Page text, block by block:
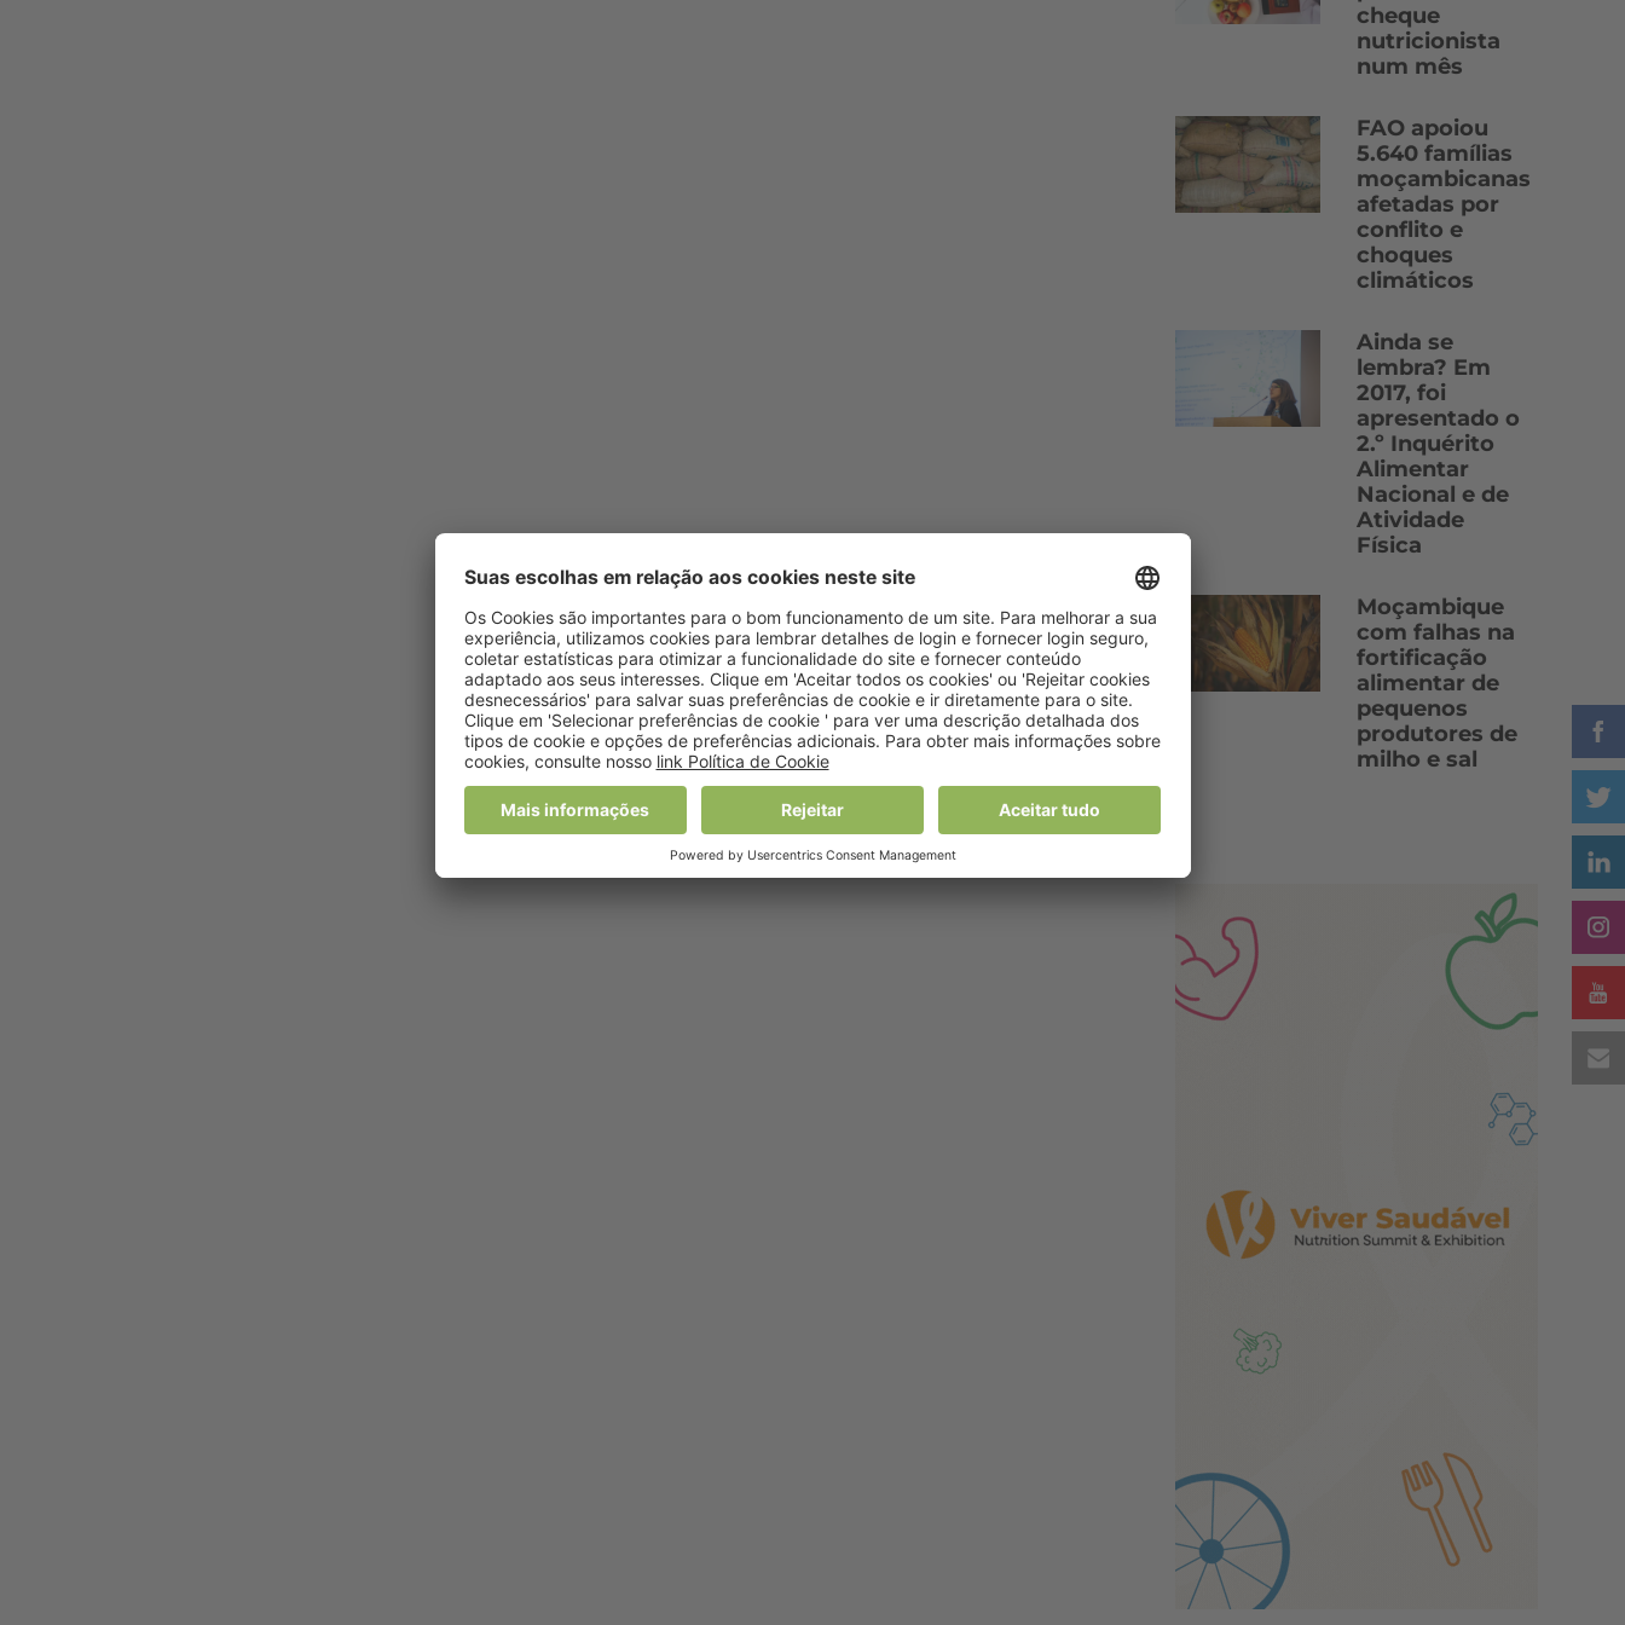
cheque
nutricionista
num mês
FAO apoiou
5.640 famílias
moçambicanas
afetadas por
conflito e
choques
climáticos
Ainda se
lembra? Em
2017, foi
apresentado o
2.º Inquérito
Alimentar
Nacional e de
Atividade
Física
Moçambique
com falhas na
fortificação
alimentar de
pequenos
produtores de
milho e sal